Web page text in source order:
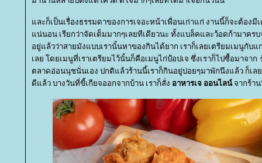
ละก็เป็นเรื่องธรรมดาของการเจอะหน้าเพื่อนเก่าแก่ งานนี้ก็จะต้องมี
น่นอน เรียกว่าจัดเต็มมากๆเลยทีเดียวนะ ทั้งแบล็คและว้อดก้ามาคร
อยู่แล้วว่าสายมังแบบเรานั้นหาของกินได้ยาก เราก็เลยเตรียมเมนูกับ
เลย โดยเมนูที่เราเตรียมไว้นั้นก็คือเมนูไก่ป้อปเจ ซึ่งเราก็ไปซื้อมาจาก
ตลาดอ่อนนุชนั่นเอง ปกติแล้วร้านนี้เราก็กินอยู่บ่อยๆมาพักนึงแล้ว ก็เล
ดีแล้ว บางวันที่ขี้เกียจออกจากบ้าน เราก็สั่ง อาหารเจ ออนไลน์จากร้า